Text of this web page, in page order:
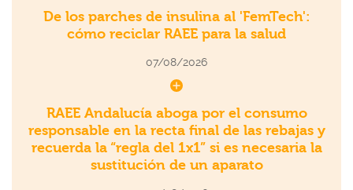
De los parches de insulina al 'FemTech':
cómo reciclar RAEE para la salud
07/08/2026
RAEE Andalucía aboga por el consumo
responsable en la recta final de las rebajas y
recuerda la “regla del 1x1” si es necesaria la
sustitución de un aparato